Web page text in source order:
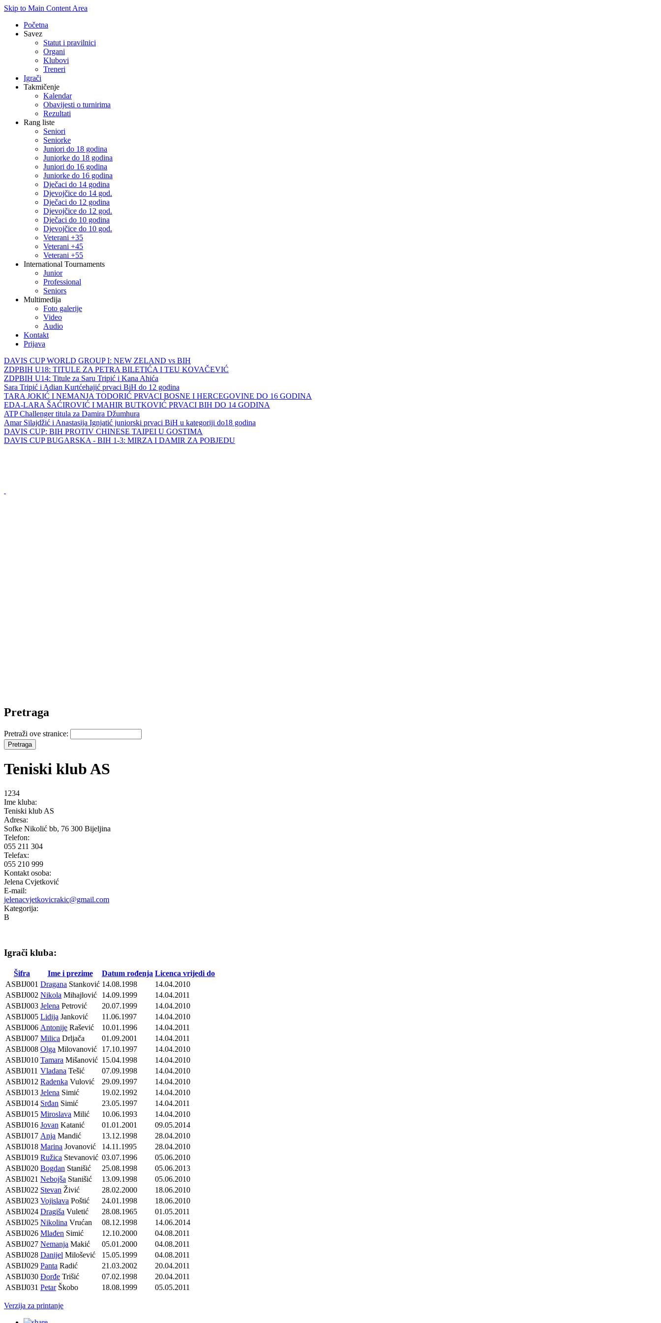
Skip to Main Content Area
Početna
Savez
Statut i pravilnici
Organi
Klubovi
Treneri
Igrači
Takmičenje
Kalendar
Obavijesti o turnirima
Rezultati
Rang liste
Seniori
Seniorke
Juniori do 18 godina
Juniorke do 18 godina
Juniori do 16 godina
Juniorke do 16 godina
Dječaci do 14 godina
Djevojčice do 14 god.
Dječaci do 12 godina
Djevojčice do 12 god.
Dječaci do 10 godina
Djevojčice do 10 god.
Veterani +35
Veterani +45
Veterani +55
International Tournaments
Junior
Professional
Seniors
Multimedija
Foto galerije
Video
Audio
Kontakt
Prijava
DAVIS CUP WORLD GROUP I: NEW ZELAND vs BIH
ZDPBIH U18: TITULE ZA PETRA BILETIĆA I TEU KOVAČEVIĆ
ZDPBIH U14: Titule za Saru Tripić i Kana Ahića
Sara Tripić i Adian Kurtćehajić prvaci BiH do 12 godina
TARA JOKIĆ I NEMANJA TODORIĆ PRVACI BOSNE I HERCEGOVINE DO 16 GODINA
EDA-LARA ŠAĆIROVIĆ I MAHIR BUTKOVIĆ PRVACI BIH DO 14 GODINA
ATP Challenger titula za Damira Džumhura
Amar Silajdžić i Anastasija Ignjatić juniorski prvaci BiH u kategoriji do18 godina
DAVIS CUP: BIH PROTIV CHINESE TAIPEI U GOSTIMA
DAVIS CUP BUGARSKA - BIH 1-3: MIRZA I DAMIR ZA POBJEDU
Pretraga
Pretraži ove stranice:
Teniski klub AS
1234
Ime kluba:
Teniski klub AS
Adresa:
Sofke Nikolić bb, 76 300 Bijeljina
Telefon:
055 211 304
Telefax:
055 210 999
Kontakt osoba:
Jelena Cvjetković
E-mail:
jelenacvjetkovicrakic@gmail.com
Kategorija:
B
Igrači kluba:
Šifra Ime i prezime Datum rođenja Licenca vrijedi do
ASBIJ001 Dragana Stanković 14.08.1998
14.04.2010
ASBIJ002 Nikola Mihajlović 14.09.1999
14.04.2011
ASBIJ003 Jelena Petrović 20.07.1999
14.04.2010
ASBIJ005 Lidija Janković 11.06.1997
14.04.2010
ASBIJ006 Antonije Rašević 10.01.1996
14.04.2011
ASBIJ007 Milica Drljača 01.09.2001
14.04.2011
ASBIJ008 Olga Milovanović 17.10.1997
14.04.2010
ASBIJ010 Tamara Mišanović 15.04.1998
14.04.2010
ASBIJ011 Vladana Tešić 07.09.1998
14.04.2010
ASBIJ012 Radenka Vulović 29.09.1997
14.04.2010
ASBIJ013 Jelena Simić 19.02.1992
14.04.2010
ASBIJ014 Srđan Simić 23.05.1997
14.04.2011
ASBIJ015 Miroslava Milić 10.06.1993
14.04.2010
ASBIJ016 Jovan Katanić 01.01.2001
09.05.2014
ASBIJ017 Anja Mandić 13.12.1998
28.04.2010
ASBIJ018 Marina Jovanović 14.11.1995
28.04.2010
ASBIJ019 Ružica Stevanović 03.07.1996
05.06.2010
ASBIJ020 Bogdan Stanišić 25.08.1998
05.06.2013
ASBIJ021 Nebojša Stanišić 13.09.1998
05.06.2010
ASBIJ022 Stevan Živić 28.02.2000
18.06.2010
ASBIJ023 Vojislava Poštić 24.01.1998
18.06.2010
ASBIJ024 Dragiša Vuletić 28.08.1965
01.05.2011
ASBIJ025 Nikolina Vrućan 08.12.1998
14.06.2014
ASBIJ026 Mlađen Simić 12.10.2000
04.08.2011
ASBIJ027 Nemanja Makić 05.01.2000
04.08.2011
ASBIJ028 Danijel Milošević 15.05.1999
04.08.2011
ASBIJ029 Panta Radić 21.03.2002
20.04.2011
ASBIJ030 Đorđe Trišić 07.02.1998
20.04.2011
ASBIJ031 PetarŠkobo 18.08.1999 05.05.2011
Verzija za printanje